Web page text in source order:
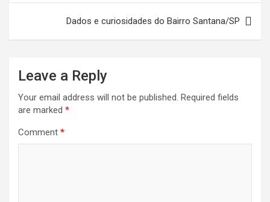
Dados e curiosidades do Bairro Santana/SP
Leave a Reply
Your email address will not be published. Required fields
are marked *
Comment *